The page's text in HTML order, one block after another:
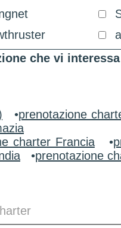
che vi interessa
•prenotazione
charter Francia•
•prenotazione